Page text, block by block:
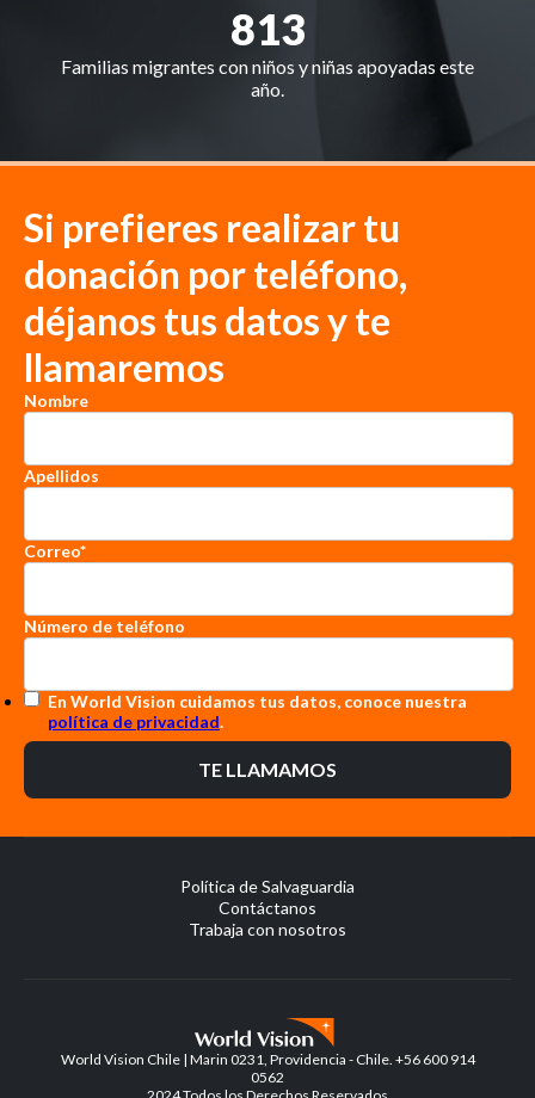
813
Familias migrantes con niños y niñas apoyadas este
año.
Si prefieres realizar tu
donación por teléfono,
déjanos tus datos y te
llamaremos
Nombre
Apellidos
Correo*
Número de teléfono
En World Vision cuidamos tus datos, conoce nuestra
política de privacidad.
Política de Salvaguardia
Contáctanos
Trabaja con nosotros
World Vision Chile | Marin 0231, Providencia - Chile. +56 600 914
0562